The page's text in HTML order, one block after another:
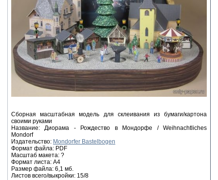
Сборная масштабная модель для склеивания из бумаги/картона
своими руками
Название: Диорама - Рождество в Мондорфе / Weihnachtliches
Mondorf
Издательство: Mondorfer Bastelbogen
Формат файла: PDF
Масштаб макета: ?
Формат листа: A4
Размер файла: 6,1 мб.
Листов всего/выкройки: 15/8